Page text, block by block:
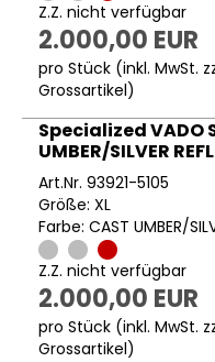
Z.Z. nicht verfügbar
2.000,00 EUR
pro Stück (inkl. MwSt.
Grossartikel)
Specialized VADO
UMBER/SILVER
Art.Nr. 93921-5105
Größe: XL
Farbe: CAST UMBER/
Z.Z. nicht verfügbar
2.000,00 EUR
pro Stück (inkl. MwSt.
Grossartikel)